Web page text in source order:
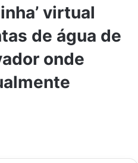
virtual
de água de
onde